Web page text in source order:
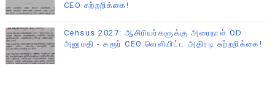
CEO சுற்றறிக்கை!
Census 2027: ஆசிரியர்களுக்கு அரைநாள் OD
அனுமதி - கரூர் CEO வெளியிட்ட அதிரடி சுற்றறிக்கை!